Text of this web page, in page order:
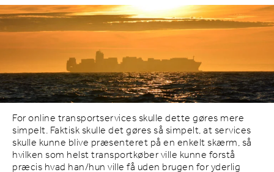
For online transportservices skulle dette gøres mere
simpelt. Faktisk skulle det gøres så simpelt, at services
skulle kunne blive præsenteret på en enkelt skærm, så
hvilken som helst transportkøber ville kunne forstå
præcis hvad han/hun ville få uden brugen for yderlig